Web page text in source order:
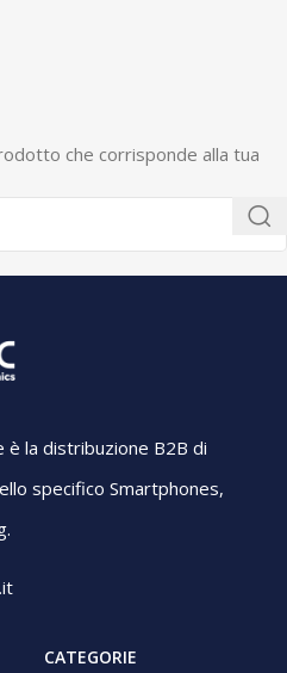
che corrisponde alla tua
è la distribuzione B2B di
specifico Smartphones,
CATEGORIE